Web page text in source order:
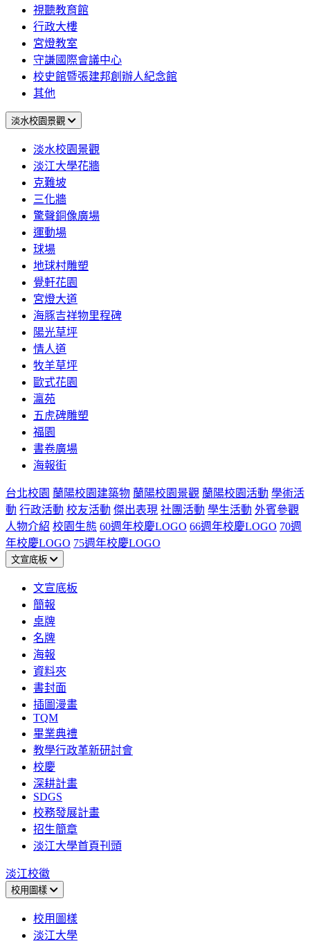
視聽教育館
行政大樓
宮燈教室
守謙國際會議中心
校史館暨張建邦創辦人紀念館
其他
淡水校園景觀
淡水校園景觀
淡江大學花牆
克難坡
三化牆
驚聲銅像廣場
運動場
球場
地球村雕塑
覺軒花園
宮燈大道
海豚吉祥物里程碑
陽光草坪
情人道
牧羊草坪
歐式花園
瀛苑
五虎碑雕塑
福園
書卷廣場
海報街
台北校園 蘭陽校園建築物 蘭陽校園景觀 蘭陽校園活動 學術活
動 行政活動 校友活動 傑出表現 社團活動 學生活動 外賓參觀
人物介紹 校園生態 60週年校慶LOGO 66週年校慶LOGO 70週
年校慶LOGO 75週年校慶LOGO
文宣底板
文宣底板
簡報
桌牌
名牌
海報
資料夾
書封面
插圖漫畫
TQM
畢業典禮
教學行政革新研討會
校慶
深耕計畫
SDGS
校務發展計畫
招生簡章
淡江大學首頁刊頭
淡江校徽
校用圖樣
校用圖樣
淡江大學